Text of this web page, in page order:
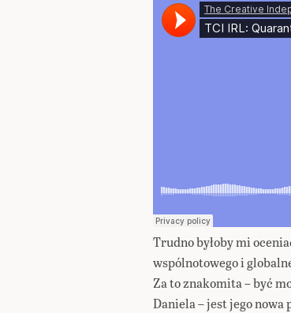
Trudno byłoby mi
wspólnotowego i
Za to znakomita – być
Daniela – jest jego nowa